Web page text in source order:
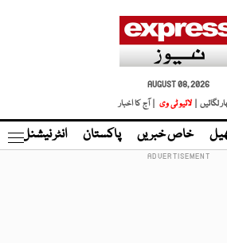
AUGUST 08, 2026
لگائیں |
لائیو ٹی وی | آج کا اخبار
خاص خبریں پاکستان انٹر نیشنل